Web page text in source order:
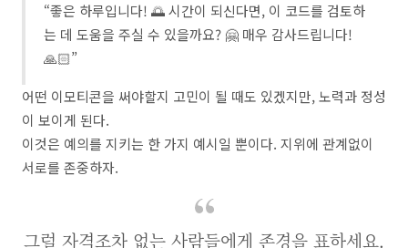
“좋은 하루입니다! 🌅 시간이 되신다면, 이 코드를 검토하
는 데 도움을 주실 수 있을까요? 🤗 매우 감사드립니다!
🙏🏻”
어떤 이모티콘을 써야할지 고민이 될 때도 있겠지만, 노력과 정성
이 보이게 된다.
이것은 예의를 지키는 한 가지 예시일 뿐이다. 지위에 관계없이
서로를 존중하자.
그럴 자격조차 없는 사람들에게 존경을 표하세요.